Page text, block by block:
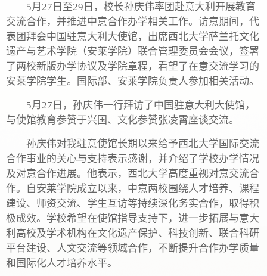
5月27日至29日，校长孙庆伟率团赴意大利开展教育
交流合作，并推进中意合作办学相关工作。访意期间，代
表团拜会中国驻意大利大使馆，出席西北大学萨兰托文化
遗产与艺术学院（安莱学院）联合管理委员会会议，签署
了两校新版办学协议及学院章程，看望了在意交流学习的
安莱学院学生。国际部、安莱学院负责人参加相关活动。
5月27日，孙庆伟一行拜访了中国驻意大利大使馆，
与使馆教育参赞于兴国、文化参赞张凌霄座谈交流。
孙庆伟对我驻意使馆长期以来给予西北大学国际交流
合作事业的关心与支持表示感谢，并介绍了学校办学情况
及对意合作进展。他表示，西北大学高度重视对意交流合
作。自安莱学院成立以来，中意两校围绕人才培养、课程
建设、师资交流、学生互访等持续深化务实合作，取得积
极成效。学校希望在使馆指导支持下，进一步拓展与意大
利高校及学术机构在文化遗产保护、科技创新、联合科研
平台建设、人文交流等领域合作，不断提升合作办学质量
和国际化人才培养水平。